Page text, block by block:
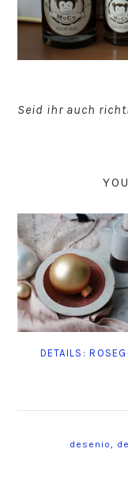
Seid ihr auch
DETAILS:
desenio